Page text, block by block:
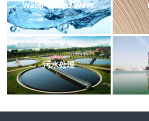
Water Curved Wave.
污水处理